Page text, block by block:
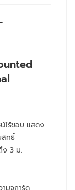
ไร้ขอบ แสดง
สิทธิ์
ง 3 ม.